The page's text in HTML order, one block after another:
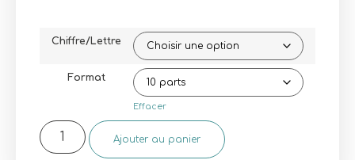
Chiffre/Lettre
Format
Effacer
Ajouter au panier